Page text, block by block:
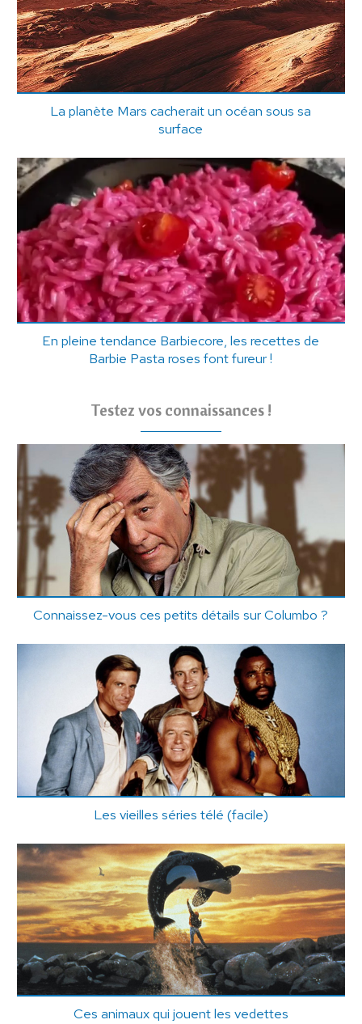
La planète Mars cacherait un océan sous sa
surface
En pleine tendance Barbiecore, les recettes de
Barbie Pasta roses font fureur !
Testez vos connaissances !
Connaissez-vous ces petits détails sur Columbo ?
Les vieilles séries télé (facile)
Ces animaux qui jouent les vedettes